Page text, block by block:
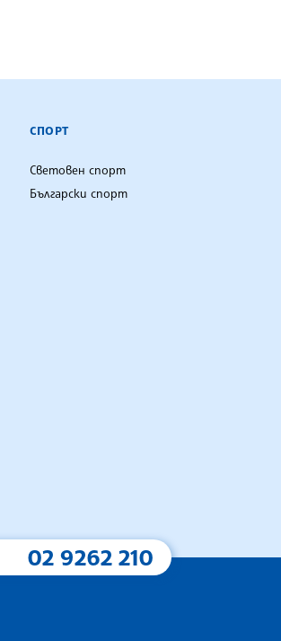
СПОРТ
Световен спорт
Български спорт
02 9262 210